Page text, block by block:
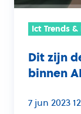
Ict Trends
Dit zijn
binnen AI
7 jun 2023